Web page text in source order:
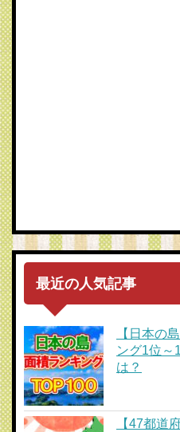
最近の人気記事
【日本の
ング1位～
は？
【47都道